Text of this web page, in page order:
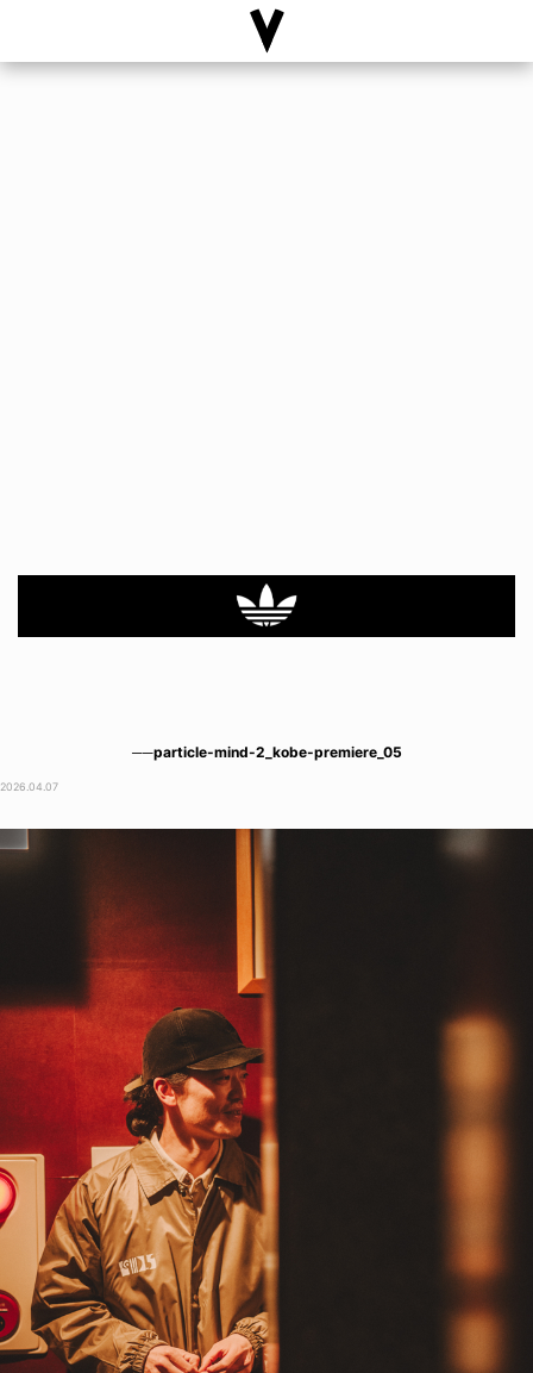
──particle-mind-2_kobe-premiere_05
2026.04.07